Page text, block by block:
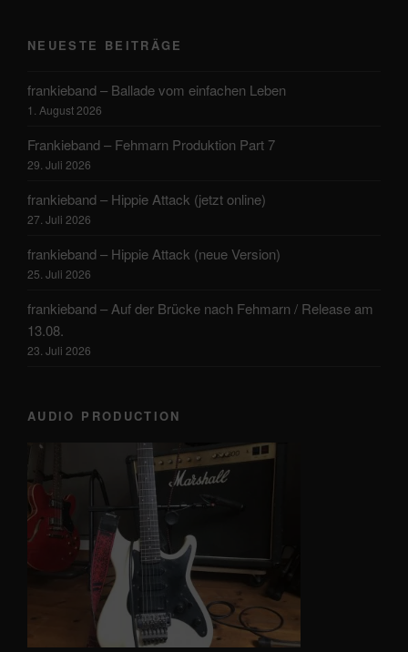
NEUESTE BEITRÄGE
frankieband – Ballade vom einfachen Leben
1. August 2026
Frankieband – Fehmarn Produktion Part 7
29. Juli 2026
frankieband – Hippie Attack (jetzt online)
27. Juli 2026
frankieband – Hippie Attack (neue Version)
25. Juli 2026
frankieband – Auf der Brücke nach Fehmarn / Release am
13.08.
23. Juli 2026
AUDIO PRODUCTION